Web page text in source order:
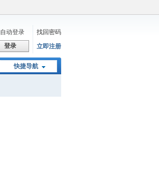
自动登录
找回密码
登录 立即注册
快捷导航